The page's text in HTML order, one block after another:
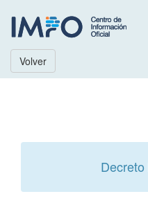
Volver
Decreto